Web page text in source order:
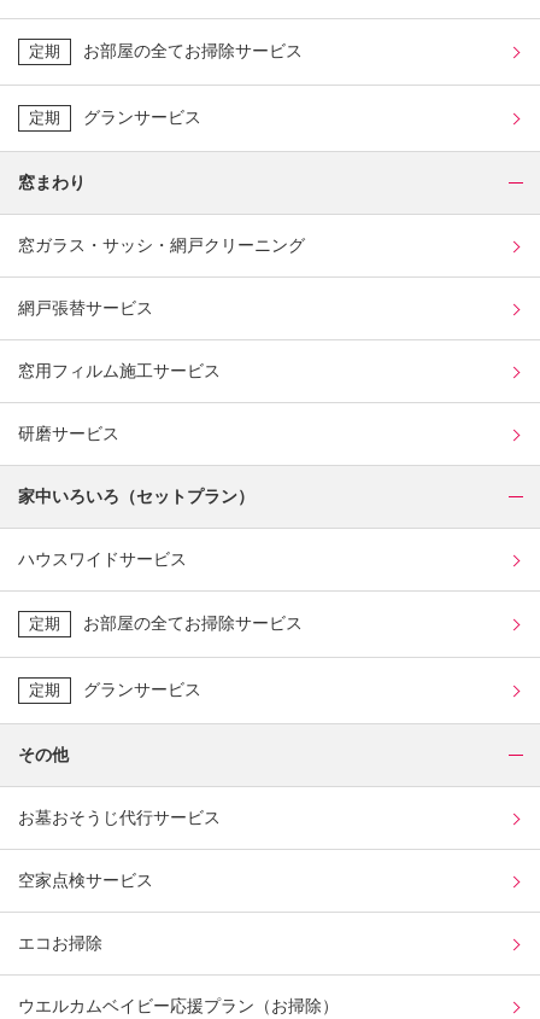
定期 お部屋の全てお掃除サービス
定期 グランサービス
窓まわり
窓ガラス・サッシ・網戸クリーニング
網戸張替サービス
窓用フィルム施工サービス
研磨サービス
家中いろいろ（セットプラン）
ハウスワイドサービス
定期 お部屋の全てお掃除サービス
定期 グランサービス
その他
お墓おそうじ代行サービス
空家点検サービス
エコお掃除
ウエルカムベイビー応援プラン（お掃除）